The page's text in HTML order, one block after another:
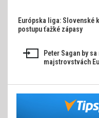
Navigácia
článku
Európska liga: Slovenské
postupu ťažké zápasy
Peter Sagan by
majstrovstvách